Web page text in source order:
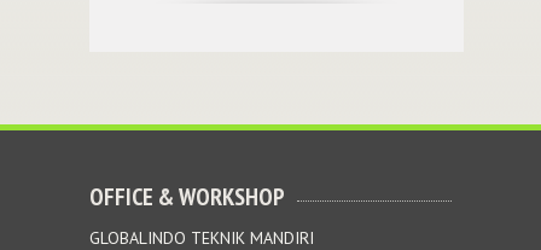
OFFICE & WORKSHOP
GLOBALINDO TEKNIK MANDIRI